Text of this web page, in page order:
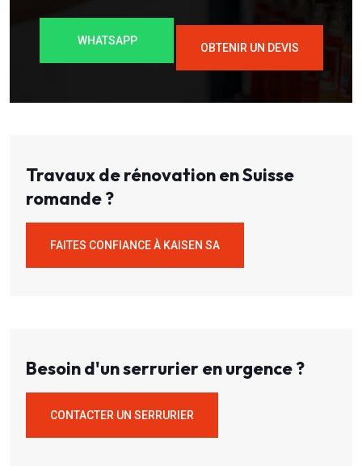
WHATSAPP
OBTENIR UN DEVIS
Travaux de rénovation en Suisse
romande ?
FAITES CONFIANCE À KAISEN SA
Besoin d'un serrurier en urgence ?
CONTACTER UN SERRURIER